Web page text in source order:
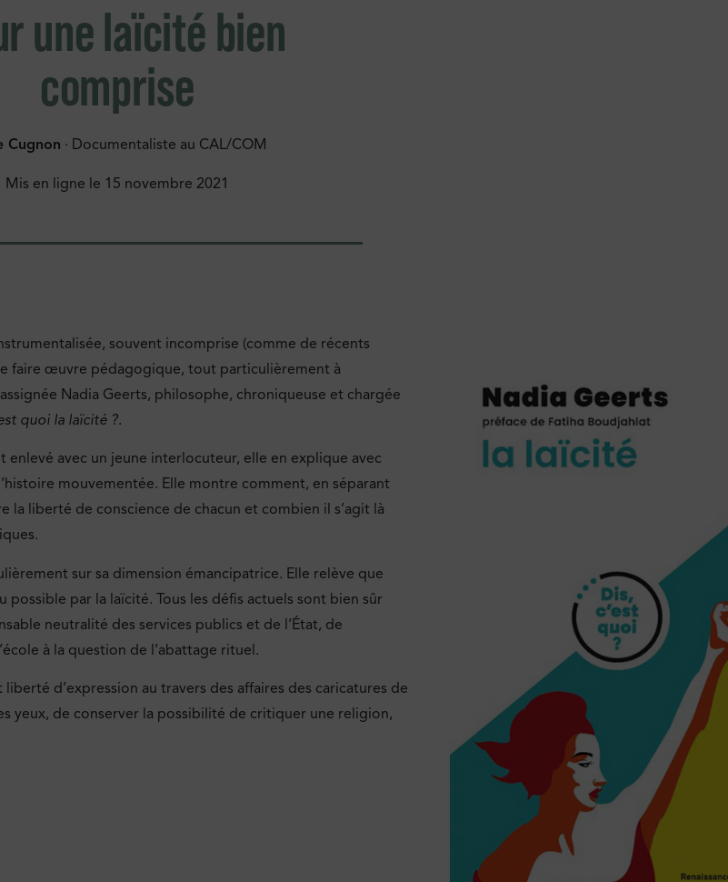
une laïcité bien
comprise
Cugnon · Documentaliste au CAL/COM
Mis en ligne le 15 novembre 2021
souvent incomprise (comme de récents
faire œuvre pédagogique, tout particulièrement à
Nadia Geerts, philosophe, chroniqueuse et chargée
quoi la laïcité ?.
avec un jeune interlocuteur, elle en explique avec
mouvementée. Elle montre comment, en séparant
liberté de conscience de chacun et combien il s’agit là
sur sa dimension émancipatrice. Elle relève que
par la laïcité. Tous les défis actuels sont bien sûr
neutralité des services publics et de l’État, de
à la question de l’abattage rituel.
d’expression au travers des affaires des caricatures de
yeux, de conserver la possibilité de critiquer une religion,